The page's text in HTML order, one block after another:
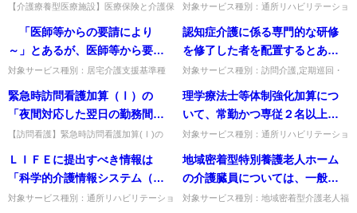
70）に対応するサービスコード
等がないようだが、どのように
減算の届出や請求を行ったらよ
が介護保険（共生型）の通所介
護の指定を受ける場合、定員１
９人以上であれば都道府県に指
定申請を、定員１８人以下であ
れば市町村に指定申請を行うこ
とになるのか。
回を限度とするとされているが､
医療保険と介護保険のリハビリ
テーションに従事する理学療法
士等が1日に実施できる患者（利
用者）数の限度について
【介護療養型医療施設】医療保険と介護保
はどう考えるか。実施回数を通算し、A/18
＋B/54＋C/18...
他低栄養状態にある又はそのお
それがあると認められる者とは
具体的内容如何。また、食事摂
取量が不良の者（７５％以下）
とはどういった者を指すのか。
対象サービス種別：通所リハビリテーショ
所サービス）」質問(栄養改善加算）当該
加算が算定できる者の要件に...
「医師等からの要請により
～」とあるが、医師等から要請
がない場合（介護支援専門員が
自発的に情報を取りに行った場
合）は、退院・退所加算は算定
対象サービス種別：居宅介護支援基準種
「医師等からの要請により～」とあるが、
医師等から要請がない場合（介護...
認知症介護に係る専門的な研修
を修了した者を配置するとある
が、「配置」の考え方如何。常
勤要件等はあるか。
対象サービス種別：訪問介護,定期巡回・
介護,介護予防訪問入浴介護,訪問入浴介護,
介護予防特定施設入居者...
緊急時訪問看護加算（Ⅰ）の
「夜間対応した翌日の勤務間隔
の確保」について、夜間対応の
終了時刻が3月1日であった場
合、「翌日」の考え方はどうな
【訪問看護】緊急時訪問看護加算(Ⅰ)の
が3月1日の場合いつか。翌日は3月2日に
当たる。出典：令和6年度...
理学療法士等体制強化加算につ
いて、常勤かつ専従２名以上の
配置は通常の通所リハの基準に
加えて配置が必要か。また、通
所リハビリテーションの単位毎
の配置が必要となるのか。
対象サービス種別：通所リハビリテーショ
強化加算」質問理学療法士等体制強化加算
について、常勤かつ専従２名...
ＬＩＦＥに提出すべき情報は
「科学的介護情報システム（Ｌ
ＩＦＥ）関連加算に関する基本
対象サービス種別：通所リハビリテーショ
地域密着型特別養護老人ホーム
の介護臓員については、一般の
特別養護老人ホームの基準に比
対象サービス種別：地域密着型介護老人福